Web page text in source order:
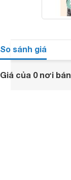
So sánh giá
Giá của 0 nơi bán